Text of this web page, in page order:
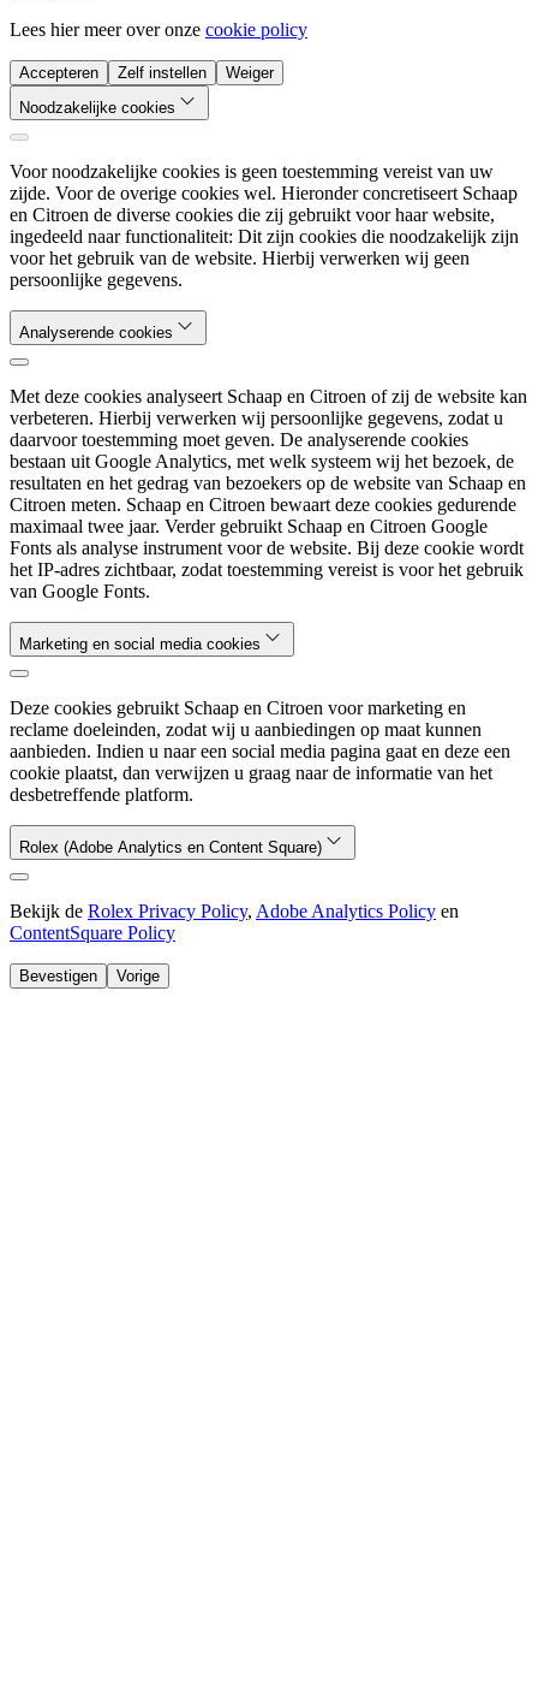
Lees hier meer over onze cookie policy
Accepteren Zelf instellen
Weiger
Noodzakelijke cookies
Voor noodzakelijke cookies is geen toestemming vereist van uw
zijde. Voor de overige cookies wel. Hieronder concretiseert Schaap
en Citroen de diverse cookies die zij gebruikt voor haar website,
ingedeeld naar functionaliteit: Dit zijn cookies die noodzakelijk zijn
voor het gebruik van de website. Hierbij verwerken wij geen
persoonlijke gegevens.
Analyserende cookies
Met deze cookies analyseert Schaap en Citroen of zij de website kan
verbeteren. Hierbij verwerken wij persoonlijke gegevens, zodat u
daarvoor toestemming moet geven. De analyserende cookies
bestaan uit Google Analytics, met welk systeem wij het bezoek, de
resultaten en het gedrag van bezoekers op de website van Schaap en
Citroen meten. Schaap en Citroen bewaart deze cookies gedurende
maximaal twee jaar. Verder gebruikt Schaap en Citroen Google
Fonts als analyse instrument voor de website. Bij deze cookie wordt
het IP-adres zichtbaar, zodat toestemming vereist is voor het gebruik
van Google Fonts.
Marketing en social media cookies
Deze cookies gebruikt Schaap en Citroen voor marketing en
reclame doeleinden, zodat wij u aanbiedingen op maat kunnen
aanbieden. Indien u naar een social media pagina gaat en deze een
cookie plaatst, dan verwijzen u graag naar de informatie van het
desbetreffende platform.
Rolex (Adobe Analytics en Content Square)
Bekijk de Rolex Privacy Policy, Adobe Analytics Policy en
ContentSquare Policy
Bevestigen Vorige